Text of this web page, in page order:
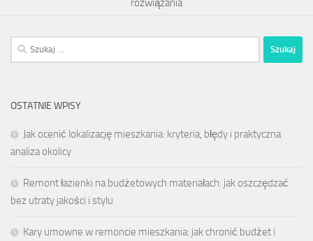
rozwiązania
Szukaj:
OSTATNIE WPISY
Jak ocenić lokalizację mieszkania: kryteria, błędy i praktyczna
analiza okolicy
Remont łazienki na budżetowych materiałach: jak oszczędzać
bez utraty jakości i stylu
Kary umowne w remoncie mieszkania: jak chronić budżet i